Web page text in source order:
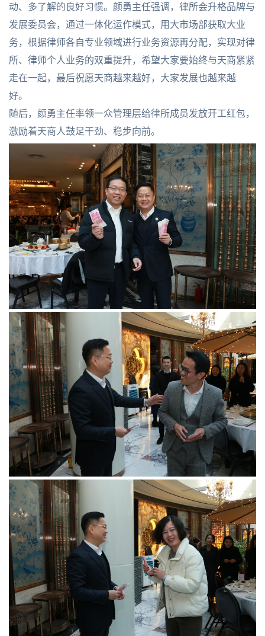
动、多了解的良好习惯。颜勇主任强调，律所会升格品牌与
发展委员会，通过一体化运作模式，用大市场部获取大业
务，根据律师各自专业领域进行业务资源再分配，实现对律
所、律师个人业务的双重提升，希望大家要始终与天商紧紧
走在一起，最后祝愿天商越来越好，大家发展也越来越
好。
随后，颜勇主任率领一众管理层给律所成员发放开工红包，
激励着天商人鼓足干劲、稳步向前。